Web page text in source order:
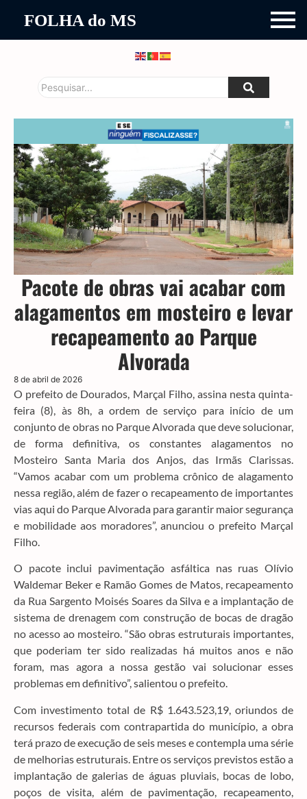
FOLHA do MS
Pacote de obras vai acabar com
alagamentos em mosteiro e levar
recapeamento ao Parque
Alvorada
8 de abril de 2026
O prefeito de Dourados, Marçal Filho, assina nesta quinta-
feira (8), às 8h, a ordem de serviço para início de um
conjunto de obras no Parque Alvorada que deve solucionar,
de forma definitiva, os constantes alagamentos no
Mosteiro Santa Maria dos Anjos, das Irmãs Clarissas.
“Vamos acabar com um problema crônico de alagamento
nessa região, além de fazer o recapeamento de importantes
vias aqui do Parque Alvorada para garantir maior segurança
e mobilidade aos moradores”, anunciou o prefeito Marçal
Filho.
O pacote inclui pavimentação asfáltica nas ruas Olívio
Waldemar Beker e Ramão Gomes de Matos, recapeamento
da Rua Sargento Moisés Soares da Silva e a implantação de
sistema de drenagem com construção de bocas de dragão
no acesso ao mosteiro. “São obras estruturais importantes,
que poderiam ter sido realizadas há muitos anos e não
foram, mas agora a nossa gestão vai solucionar esses
problemas em definitivo”, salientou o prefeito.
Com investimento total de R$ 1.643.523,19, oriundos de
recursos federais com contrapartida do município, a obra
terá prazo de execução de seis meses e contempla uma série
de melhorias estruturais. Entre os serviços previstos estão a
implantação de galerias de águas pluviais, bocas de lobo,
poços de visita, além de pavimentação, recapeamento,